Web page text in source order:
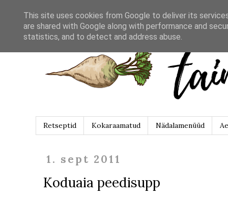
Retseptid Kokaraamatud Nädalamenüüd
1. sept 2011
Koduaia peedisupp
This site uses cookies from Google to deliver its
are shared with Google along with performance and
statistics, and to detect and address abuse.